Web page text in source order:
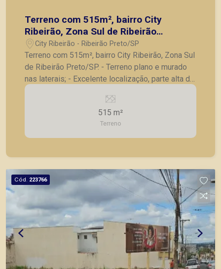
Terreno com 515m², bairro City
Ribeirão, Zona Sul de Ribeirão
Preto/SP.
City Ribeirão - Ribeirão Preto/SP
Terreno com 515m², bairro City Ribeirão, Zona Sul
de Ribeirão Preto/SP. - Terreno plano e murado
nas laterais; - Excelente localização, parte alta da
avenida principal do bairro. A Piramid tem como
objetivo atender seus clientes com agilidade e
segurança, em locação, vendas de imóveis
prontos, usados ou mesmo nos principais
lançamentos da cidade de Ribeirão Preto.
515 m²
Terreno
Cód. 223766